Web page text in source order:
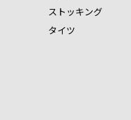
ストッキング
タイツ